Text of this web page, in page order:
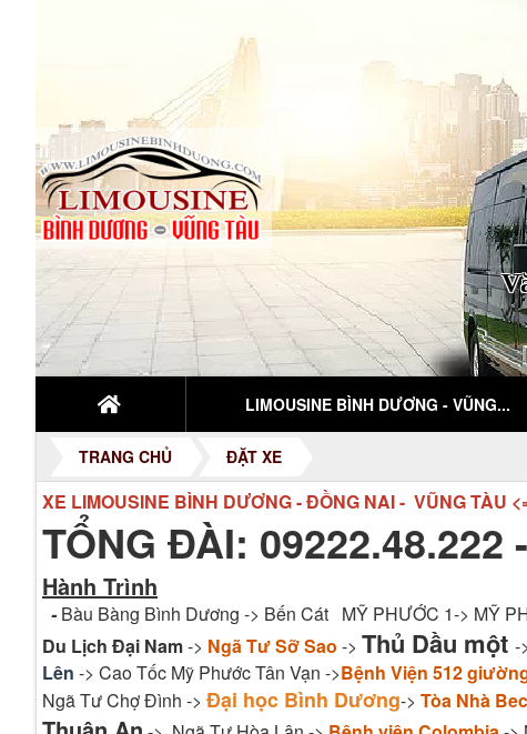
LIMOUSINE BÌNH DƯƠNG - VŨNG...
TRANG CHỦ ĐẶT XE
XE LIMOUSINE BÌNH DƯƠNG - ĐỒNG NAI - VŨNG TÀU
TỔNG ĐÀI: 09222.48.222
Hành Trình
-Bàu Bàng Bình Dương -> Bến Cát MỸ PHƯỚC 1-> MỸ
Du Lịch Đại Nam-> Ngã Tư Sỡ Sao -> Thủ Dầu một ->
Lên -> Cao Tốc Mỹ Phước Tân Vạn ->Bệnh Viện 512
Ngã Tư Chợ Đình -> Đại học Bình Dương-> Tòa Nhà